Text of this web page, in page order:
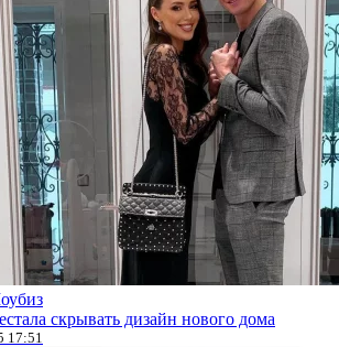
скрывать дизайн нового дома
17:51